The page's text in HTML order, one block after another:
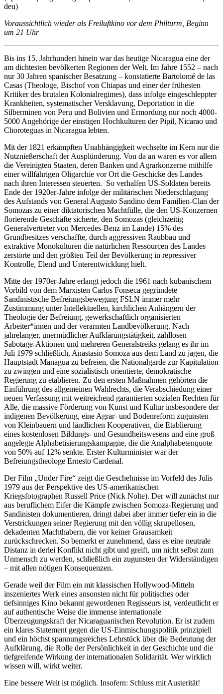
deu)
Voraussichtlich wieder als Freiluftkino vor dem Philturm, Beginn
um 21 Uhr
Bis ins 15. Jahrhundert hinein war das heutige Nicaragua eine der
am dichtesten bevölkerten Regionen der Welt. Im Jahre 1552 – nach
nur 30 Jahren spanischer Besatzung – konstatierte Bartolomé de las
Casas (Theologe, Bischof von Chiapas und einer der frühesten
Kritiker des brutalen Kolonialregimes), dass infolge eingeschleppter
Krankheiten, systematischer Versklavung, Deportation in die
Silberminen von Peru und Bolivien und Ermordung nur noch 4000-
5000 Angehörige der einstigen Hochkulturen der Pipil, Nicarao und
Choroteguas in Nicaragua lebten.
Mit der 1821 erkämpften Unabhängigkeit wechselte im Kern nur die
Nutznießerschaft der Ausplünderung. Von da an waren es vor allem
die Vereinigten Staaten, deren Banken und Agrarkonzerne mithilfe
einer willfährigen Oligarchie vor Ort die Geschicke des Landes
nach ihren Interessen steuerten. So verhalfen US-Soldaten bereits
Ende der 1920er-Jahre infolge der militärischen Niederschlagung
des Aufstands von General Augusto Sandino dem Familien-Clan der
Somozas zu einer diktatorischen Machtfülle, die den US-Konzernen
florierende Geschäfte sicherte, den Somozas (gleichzeitig
Generalvertreter von Mercedes-Benz im Lande) 15% des
Grundbesitzes verschaffte, durch aggressiven Raubbau und
extraktive Monokulturen die natürlichen Ressourcen des Landes
zerstörte und den größten Teil der Bevölkerung in repressiver
Kontrolle, Elend und Unterentwicklung hielt.
Mitte der 1970er-Jahre erlangt jedoch die 1961 nach kubanischem
Vorbild von dem Marxisten Carlos Fonseca gegründete
Sandinistische Befreiungsbewegung FSLN immer mehr
Zustimmung unter Intellektuellen, kirchlichen Anhängern der
Theologie der Befreiung, gewerkschaftlich organisierten
Arbeiter*innen und der verarmten Landbevölkerung. Nach
jahrelanger, unermüdlicher Aufklärungstätigkeit, zahllosen
Sabotage-Aktionen und mehreren Generalstreiks gelang es ihr im
Juli 1979 schließlich, Anastasio Somoza aus dem Land zu jagen, die
Hauptstadt Managua zu befreien, die Nationalgarde zur Kapitulation
zu zwingen und eine sozialistisch orientierte, demokratische
Regierung zu etablieren. Zu den ersten Maßnahmen gehörten die
Einführung des allgemeinen Wahlrechts, die Verabschiedung einer
neuen Verfassung mit weitreichend garantierten sozialen Rechten für
Alle, die massive Förderung von Kunst und Kultur insbesondere der
indigenen Bevölkerung, eine Agrar- und Bodenreform zugunsten
von Kleinbauern und ländlichen Kooperativen, die Etablierung
eines kostenlosen Bildungs- und Gesundheitswesens und eine groß
angelegte Alphabetisierungskampagne, die die Analphabetenquote
von 50% auf 12% senkte. Erster Kulturminister war der
Befreiungstheologe Ernesto Cardenal.
Der Film „Under Fire“ zeigt die Geschehnisse im Vorfeld des Julis
1979 aus der Perspektive des US-amerikanischen
Kriegsfotographen Russell Price (Nick Nolte). Der will zunächst nur
aus beruflichem Eifer die Kämpfe zwischen Somoza-Regierung und
Sandinisten dokumentieren, dringt dabei aber immer tiefer ein in die
Verstrickungen seiner Regierung mit den völlig skrupellosen,
dekadenten Machthabern, die vor keiner Grausamkeit
zurückschrecken. So bemerkt er zunehmend, dass es eine neutrale
Distanz in derlei Konflikt nicht gibt und greift, um nicht selbst zum
Unmensch zu werden, schließlich ein zugunsten der Widerständigen
– mit allen nötigen Konsequenzen.
Gerade weil der Film ein mit klassischen Hollywood-Mitteln
inszeniertes Werk eines ansonsten nicht für politisches oder
tiefsinniges Kino bekannt gewordenen Regisseurs ist, verdeutlicht er
auf authentische Weise die immense internationale
Überzeugungskraft der Nicaraguanischen Revolution. Er ist zudem
ein klares Statement gegen die US-Einmischungspolitik prinzipiell
und ein höchst spannungsreiches Lehrstück über die Bedeutung der
Aufklärung, die Rolle der Persönlichkeit in der Geschichte und die
tiefgreifende Wirkung der internationalen Solidarität. Wer wirklich
wissen will, wirkt weiter.
Eine bessere Welt ist möglich. Insofern: Schluss mit Austerität!